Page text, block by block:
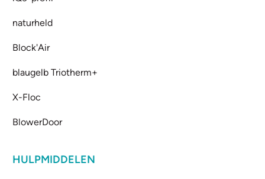
naturheld
Block'Air
blaugelb Triotherm+
X-Floc
BlowerDoor
HULPMIDDELEN